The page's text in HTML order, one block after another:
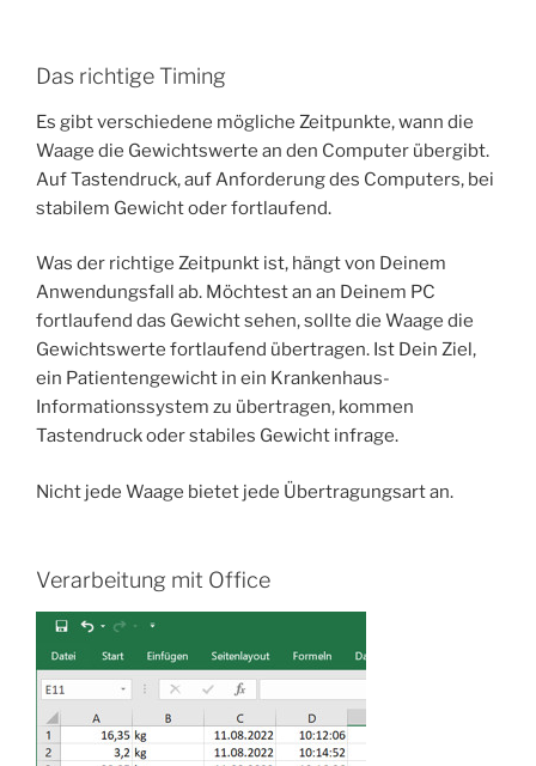
Das richtige Timing
Es gibt verschiedene mögliche Zeitpunkte, wann die
Waage die Gewichtswerte an den Computer übergibt.
Auf Tastendruck, auf Anforderung des Computers, bei
stabilem Gewicht oder fortlaufend.
Was der richtige Zeitpunkt ist, hängt von Deinem
Anwendungsfall ab. Möchtest an an Deinem PC
fortlaufend das Gewicht sehen, sollte die Waage die
Gewichtswerte fortlaufend übertragen. Ist Dein Ziel,
ein Patientengewicht in ein Krankenhaus-
Informationssystem zu übertragen, kommen
Tastendruck oder stabiles Gewicht infrage.
Nicht jede Waage bietet jede Übertragungsart an.
Verarbeitung mit Office